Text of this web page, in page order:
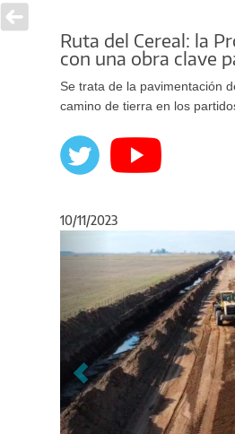
Ruta del Cereal: la
con una obra clave
Se trata de la pavimentación
camino de tierra en los
10/11/2023